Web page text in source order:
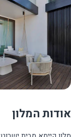
אודות המלון